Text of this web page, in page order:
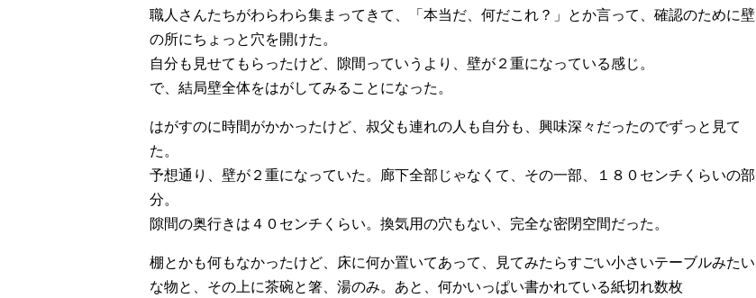
職人さんたちがわらわら集まってきて、「本当だ、何だこれ？」とか言って、確認のために壁
の所にちょっと穴を開けた。
自分も見せてもらったけど、隙間っていうより、壁が２重になっている感じ。
で、結局壁全体をはがしてみることになった。
はがすのに時間がかかったけど、叔父も連れの人も自分も、興味深々だったのでずっと見て
た。
予想通り、壁が２重になっていた。廊下全部じゃなくて、その一部、１８０センチくらいの部
分。
隙間の奥行きは４０センチくらい。換気用の穴もない、完全な密閉空間だった。
棚とかも何もなかったけど、床に何か置いてあって、見てみたらすごい小さいテーブルみたい
な物と、その上に茶碗と箸、湯のみ。あと、何かいっぱい書かれている紙切れ数枚